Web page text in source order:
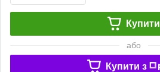
Купити
або
Купити з